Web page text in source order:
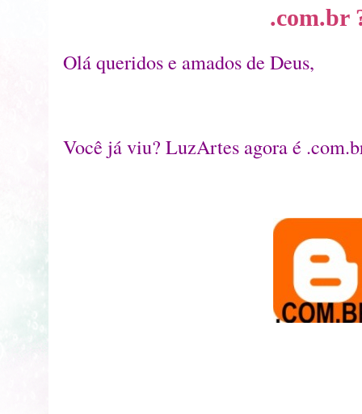
.com.br
Olá queridos e amados de Deus,
Você já viu? LuzArtes agora é